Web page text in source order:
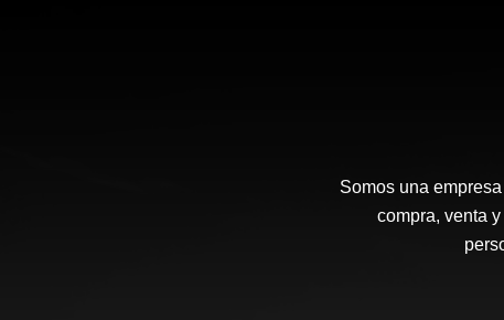
Somos una
compra, venta